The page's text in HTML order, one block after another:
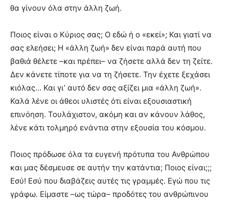
θα γίνουν όλα στην άλλη ζωή.
Ποιος είναι ο Κύριος σας; Ο εδώ ή ο «εκεί»; Και γιατί να
σας ελεήσει; Η «άλλη ζωή» δεν είναι παρά αυτή που
βαθιά θέλετε –και πρέπει– να ζήσετε αλλά δεν τη ζείτε.
Δεν κάνετε τίποτε για να τη ζήσετε. Την έχετε ξεχάσει
κιόλας… Και γι’ αυτό δεν σας αξίζει μια «άλλη ζωή».
Καλά λένε οι άθεοι υλιστές ότι είναι εξουσιαστική
επινόηση. Τουλάχιστον, ακόμη και αν κάνουν λάθος,
λένε κάτι τολμηρό ενάντια στην εξουσία του κόσμου.
Ποιος πρόδωσε όλα τα ευγενή πρότυπα του Ανθρώπου
και μας δέσμευσε σε αυτήν την κατάντια; Ποιος είναι;;;
Εσύ! Εσύ που διαβάζεις αυτές τις γραμμές. Εγώ που τις
γράφω. Είμαστε –ως τώρα– προδότες του ανθρώπινου